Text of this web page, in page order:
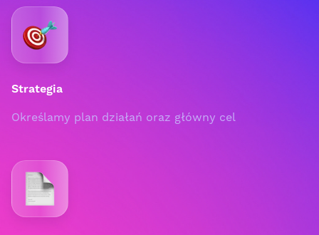
Strategia
Określamy plan działań oraz główny cel